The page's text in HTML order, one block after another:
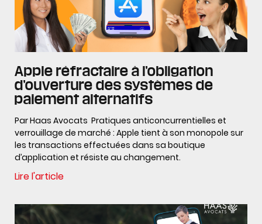
Apple réfractaire à l’obligation
d’ouverture des systèmes de
paiement alternatifs
Par Haas Avocats Pratiques anticoncurrentielles et
verrouillage de marché : Apple tient à son monopole sur
les transactions effectuées dans sa boutique
d’application et résiste au changement.
Lire l'article